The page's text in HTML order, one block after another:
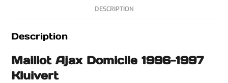
DESCRIPTION
Description
Maillot Ajax Domicile 1996-1997
Kluivert